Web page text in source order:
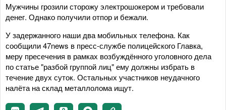
Мужчины грозили сторожу электрошокером и требовали
денег. Однако получили отпор и бежали.
У задержанного наши два мобильных телефона. Как
сообщили 47news в пресс-службе полицейского Главка,
меру пресечения в рамках возбуждённого уголовного дела
по статье "разбой группой лиц" ему должны избрать в
течение двух суток. Остальных участников неудачного
налёта на склад металлолома ищут.